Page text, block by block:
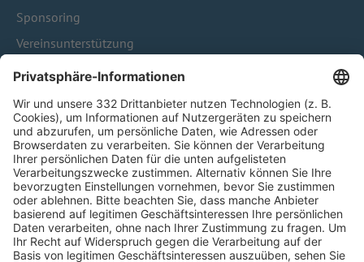
Sponsoring
Vereinsunterstützung
Infothek
HÄUFIG BESUCHTE SEITEN
Pässe und Vereinswechsel
Trainerausbildung
Schulungsangebot Vereinsmitarbeiter
BFV-Geschäftsstellen